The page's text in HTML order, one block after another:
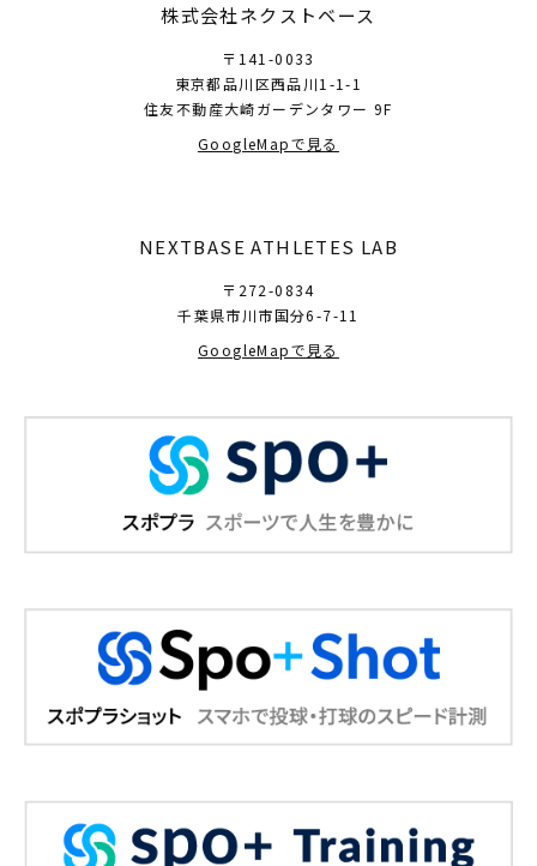
株式会社ネクストベース
〒141-0033
東京都品川区西品川1-1-1
住友不動産大崎ガーデンタワー 9F
GoogleMapで見る
NEXTBASE ATHLETES LAB
〒272-0834
千葉県市川市国分6-7-11
GoogleMapで見る